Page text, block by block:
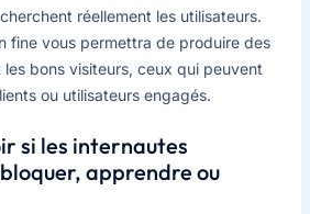
réellement les utilisateurs.
fine vous permettra de produire des
bons visiteurs, ceux qui peuvent
ou utilisateurs engagés.
si les internautes
apprendre ou